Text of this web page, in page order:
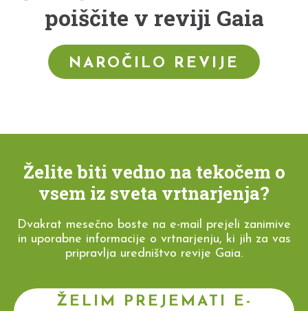
poiščite v reviji Gaia
NAROČILO REVIJE
Želite biti vedno na tekočem o
vsem iz sveta vrtnarjenja?
Dvakrat mesečno boste na e-mail prejeli zanimive
in uporabne informacije o vrtnarjenju, ki jih za vas
pripravlja uredništvo revije Gaia.
ŽELIM PREJEMATI E-